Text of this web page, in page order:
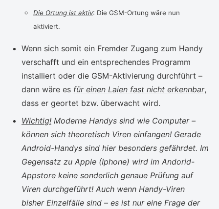
Die Ortung ist aktiv: Die GSM-Ortung wäre nun
aktiviert.
Wenn sich somit ein Fremder Zugang zum Handy
verschafft und ein entsprechendes Programm
installiert oder die GSM-Aktivierung durchführt –
dann wäre es für einen Laien fast nicht erkennbar,
dass er geortet bzw. überwacht wird.
Wichtig! Moderne Handys sind wie Computer –
können sich theoretisch Viren einfangen! Gerade
Android-Handys sind hier besonders gefährdet. Im
Gegensatz zu Apple (Iphone) wird im Andorid-
Appstore keine sonderlich genaue Prüfung auf
Viren durchgeführt! Auch wenn Handy-Viren
bisher Einzelfälle sind – es ist nur eine Frage der